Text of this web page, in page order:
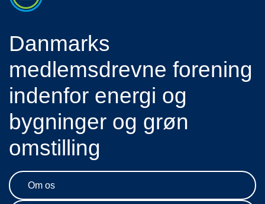
Danmarks
medlemsdrevne forening
indenfor energi og
bygninger og grøn
omstilling
Om os